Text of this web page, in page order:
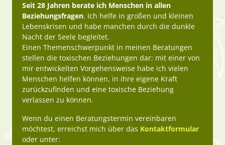
Seit 28 Jahren berate ich Menschen in allen
Beziehungsfragen. Ich helfe in großen und kleinen
Lebenskrisen und habe manchen durch die dunkle
Nacht der Seele begleitet.
Einen Themenschwerpunkt in meinen Beratungen
stellen die toxischen Beziehungen dar: mit einer von
mir entwickelten Vorgehensweise habe ich vielen
Menschen helfen können, in ihre eigene Kraft
zurückzufinden und eine toxische Beziehung
verlassen zu können.
Wenn du einen Beratungstermin vereinbaren
möchtest, erreichst mich über das Kontaktformular
oder unter: